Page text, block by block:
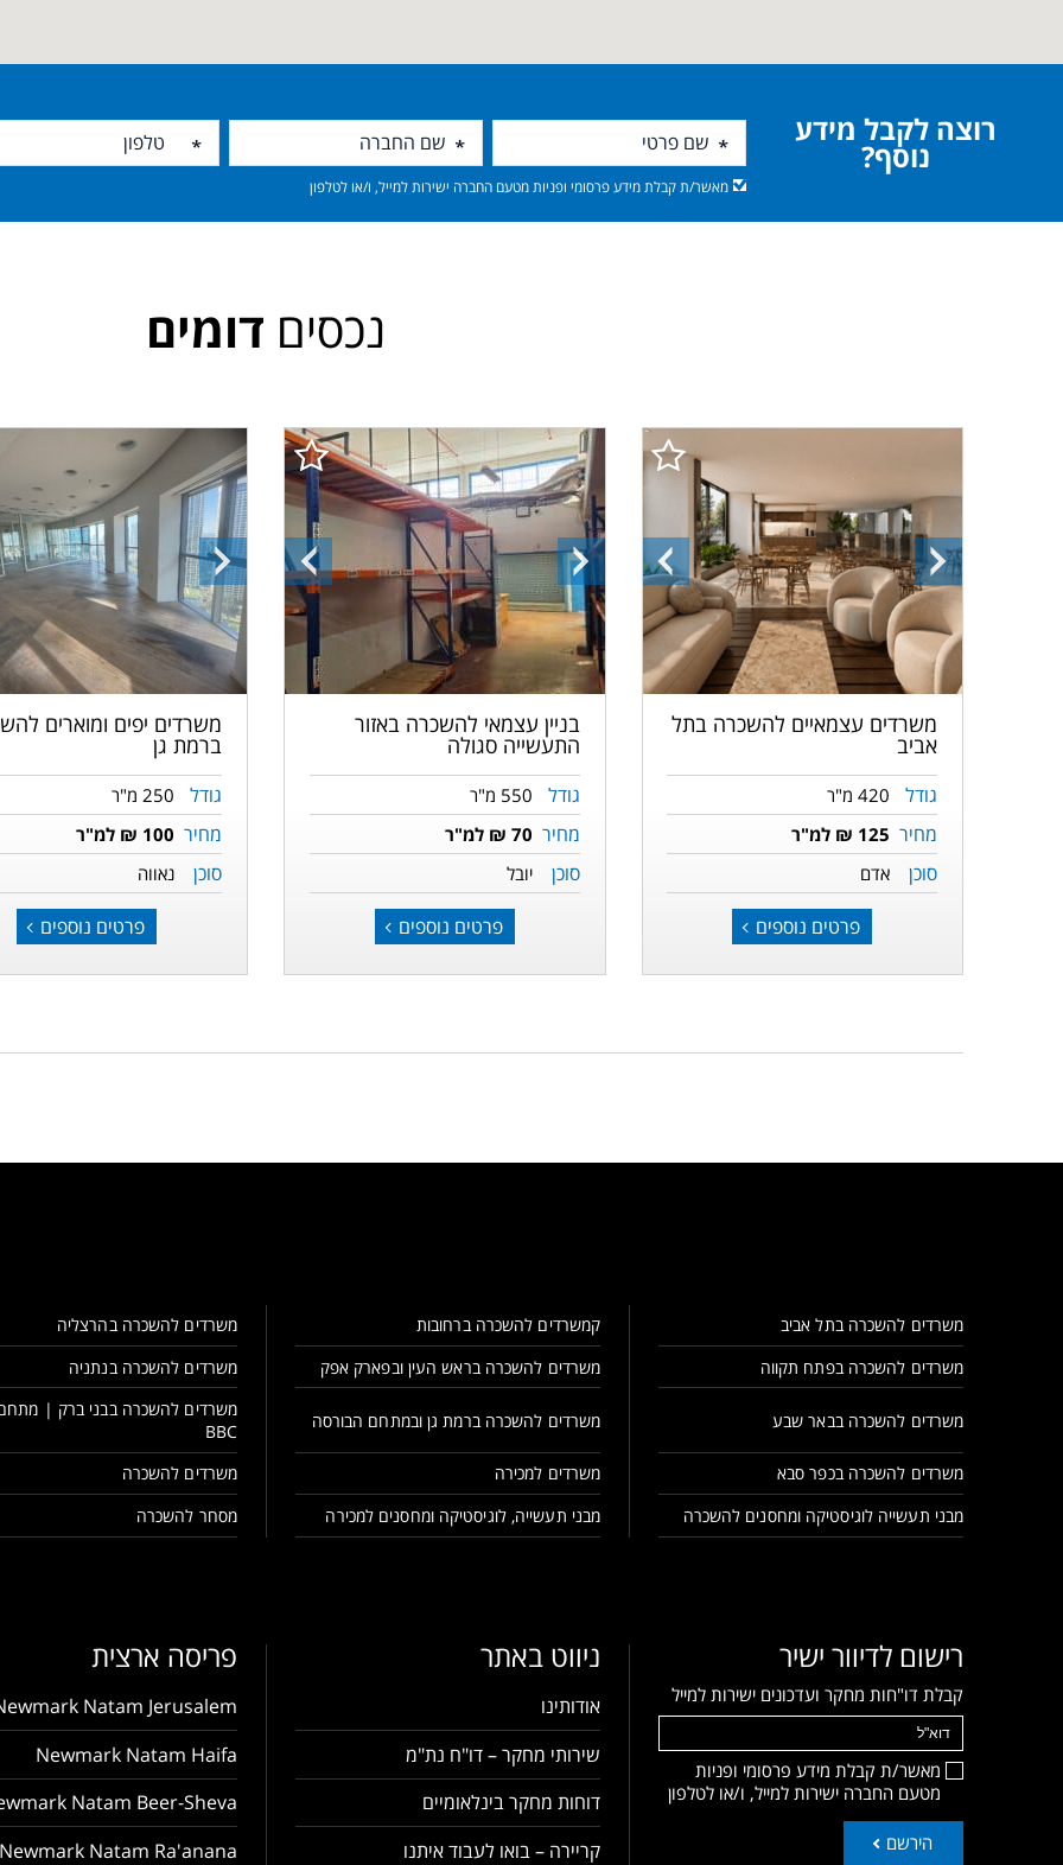
רוצה לקבל מידע
נוסף?
מאשר/ת קבלת מידע פרסומי ופניות מטעם החברה ישירות למייל, ו/או לטלפון
נכסים דומים
התמונה
הקודמת
התמונה
הבאה
משרדים עצמאיים להשכרה בתל
אביב
גודל 420 מ"ר
מחיר 125 ₪ למ"ר
סוכן אדם
פרטים נוספים
התמונה
הקודמת
התמונה
הבאה
בניין עצמאי להשכרה באזור
התעשייה סגולה
גודל 550 מ"ר
מחיר 70 ₪ למ"ר
סוכן יובל
פרטים נוספים
התמונה
הבאה
משרדים יפים ומוארים
ברמת גן
גודל 250 מ"ר
מחיר 100 ₪ למ"ר
סוכן נאווה
פרטים נוספים
משרדים להשכרה בתל אביב קמשרדים להשכרה ברחובות משרדים להשכרה בהרצליה
משרדים להשכרה בפתח תקווה
משרדים להשכרה בראש העין ובפארק אפק משרדים להשכרה בנתניה
משרדים להשכרה בבאר שבע משרדים להשכרה ברמת גן ובמתחם הבורסה
משרדים להשכרה בבני ברק |
BBC
משרדים להשכרה בכפר סבא משרדים למכירה משרדים להשכרה
מבני תעשייה לוגיסטיקה ומחסנים להשכרה
מבני תעשייה, לוגיסטיקה ומחסנים למכירה מסחר להשכרה
רישום לדיוור ישיר
קבלת דו"חות מחקר ועדכונים ישירות למייל
מאשר/ת קבלת מידע פרסומי ופניות
מטעם החברה ישירות למייל, ו/או לטלפון
הירשם
ניווט באתר
אודותינו
שירותי מחקר – דו"ח נת"מ
דוחות מחקר בינלאומיים
קריירה – בואו לעבוד איתנו
פריסה ארצית
Natam Jerusalem
Newmark Natam Haifa
Natam Beer-Sheva
Newmark Natam Ra'anana